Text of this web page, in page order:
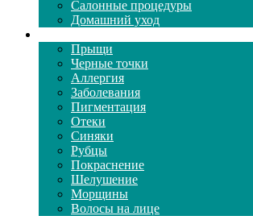
Салонные процедуры
Домашний уход
Прыщи
Черные точки
Аллергия
Заболевания
Пигментация
Отеки
Синяки
Рубцы
Покраснение
Шелушение
Морщины
Волосы на лице